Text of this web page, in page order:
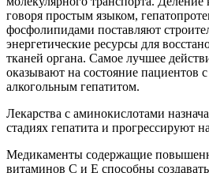
говоря простым языком,
фосфолипидами поставляют
энергетические ресурсы для
тканей органа. Самое лучшее
оказывают на состояние пациентов
алкогольным гепатитом.
Лекарства с аминокислотами
стадиях гепатита и прогрессируют
Медикаменты содержащие
витаминов С и Е способны